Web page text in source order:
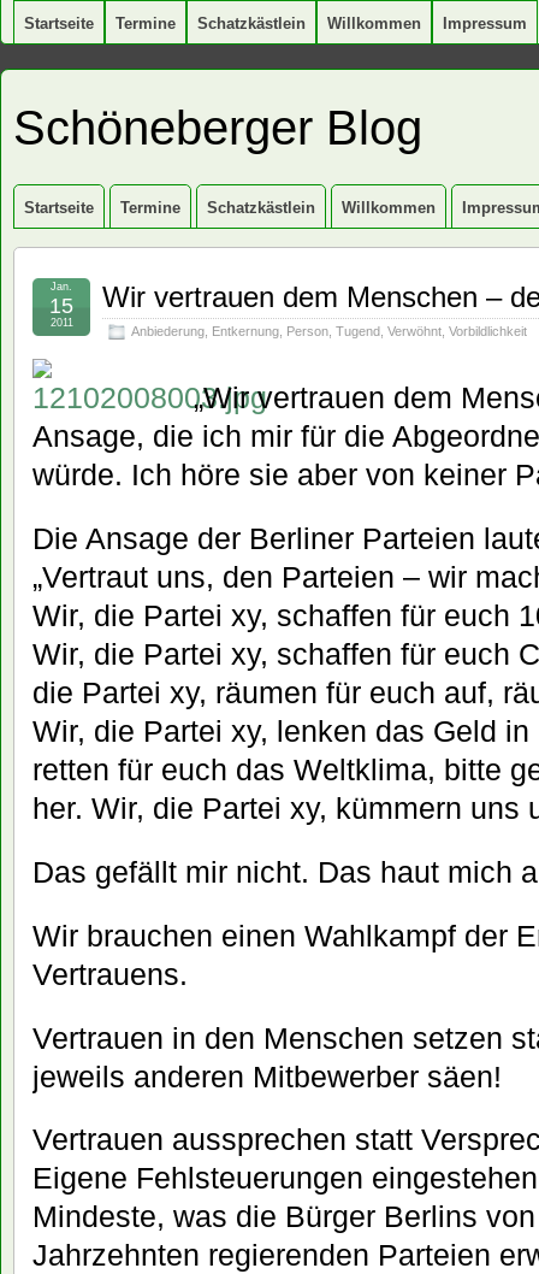
Startseite Termine Schatzkästlein Willkommen Impressum
Schöneberger Blog
Startseite Termine Schatzkästlein Willkommen
Wir vertrauen dem Menschen –
Anbiederung Entkernung Person Tugend Verwöhnt Vorbildlichkeit
Jan.
15
2011
„Wir vertrauen dem
Ansage, die ich mir für die
würde. Ich höre sie aber von keiner
Die Ansage der Berliner Parteien
„Vertraut uns, den Parteien – wir
Wir, die Partei xy, schaffen für euch
Wir, die Partei xy, schaffen für euch
die Partei xy, räumen für euch auf,
Wir, die Partei xy, lenken das Geld
retten für euch das Weltklima, bitte
her. Wir, die Partei xy, kümmern uns
Das gefällt mir nicht. Das haut mich
Wir brauchen einen Wahlkampf der
Vertrauens.
Vertrauen in den Menschen setzen
jeweils anderen Mitbewerber säen!
Vertrauen aussprechen statt
Eigene Fehlsteuerungen
Mindeste, was die Bürger Berlins
Jahrzehnten regierenden Parteien